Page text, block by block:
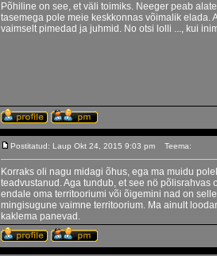
Põhiline on see, et väli toimiks. Neeger peab
tasemega pole meie keskkonnas võimalik elada.
vaimselt pimedad ja juhmid. No otsi lolli ..., kui
Postitatud: Laup Okt 24, 2015 9:03 pm Teema:
Korraks oli nagu midagi õhus, ega ma muidu
teadvustanud. Aga tundub, et see nö
endale oma territooriumi või õigemini nad on
mingisugune vaimne territoorium. Ma ainult
kaklema panevad.